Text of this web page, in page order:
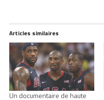
Articles similaires
Un documentaire de haute